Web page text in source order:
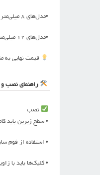
•مدل‌های ۸ میلی‌متر و AC4 → مناسب برای منازل (قیمت اقتصادی‌تر)
•مدل‌های ۱۲ میلی‌متر و AC5 → مناسب برای ادارات، فروشگاه‌ها و فضاهای پرتردد
قیمت نهایی به
راهنمای نصب و
نصب
• سطح زیرین باید
• استفاده از فوم
• کلیک‌ها باید با